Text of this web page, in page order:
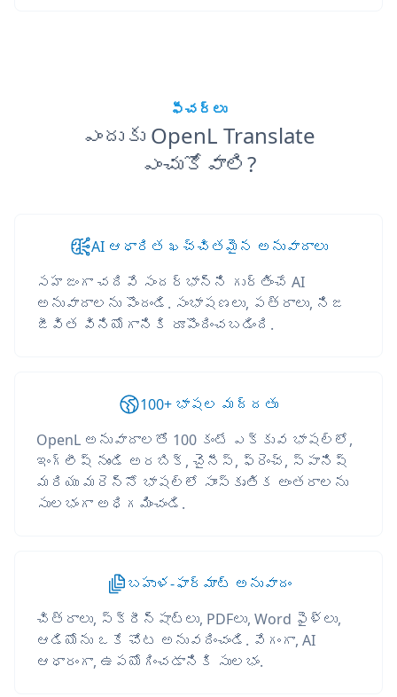
ఫీచర్లు
ఎందుకు OpenL Translate
ఎంచుకోవాలి?
AI ఆధారిత ఖచ్చితమైన అనువాదాలు
సహజంగా చదివే సందర్భాన్ని గుర్తించే AI
అనువాదాలను పొందండి. సంభాషణలు, పత్రాలు, నిజ
జీవిత వినియోగానికి రూపొందించబడింది.
100+ భాషల మద్దతు
OpenL అనువాదాలతో 100 కంటే ఎక్కువ భాషల్లో,
ఇంగ్లీష్ నుండి అరబిక్, చైనీస్, ఫ్రెంచ్, స్పానిష్
మరియు మరెన్నో భాషల్లో సాంస్కృతిక అంతరాలను
సులభంగా అధిగమించండి.
బహుళ-ఫార్మాట్ అనువాదం
చిత్రాలు, స్క్రీన్‌షాట్‌లు, PDFలు, Word ఫైళ్లు,
ఆడియోను ఒకే చోట అనువదించండి. వేగంగా, AI
ఆధారంగా, ఉపయోగించడానికి సులభం.